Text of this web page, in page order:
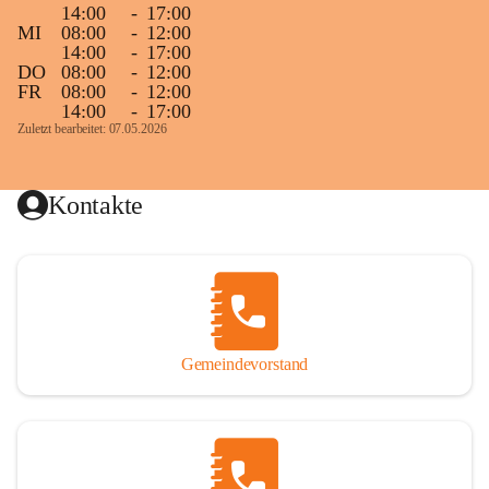
14:00
- 17:00
MI
08:00 - 12:00
14:00
- 17:00
DO
08:00 - 12:00
FR
08:00 - 12:00
14:00
- 17:00
Zuletzt bearbeitet: 07.05.2026
Kontakte
Gemeindevorstand